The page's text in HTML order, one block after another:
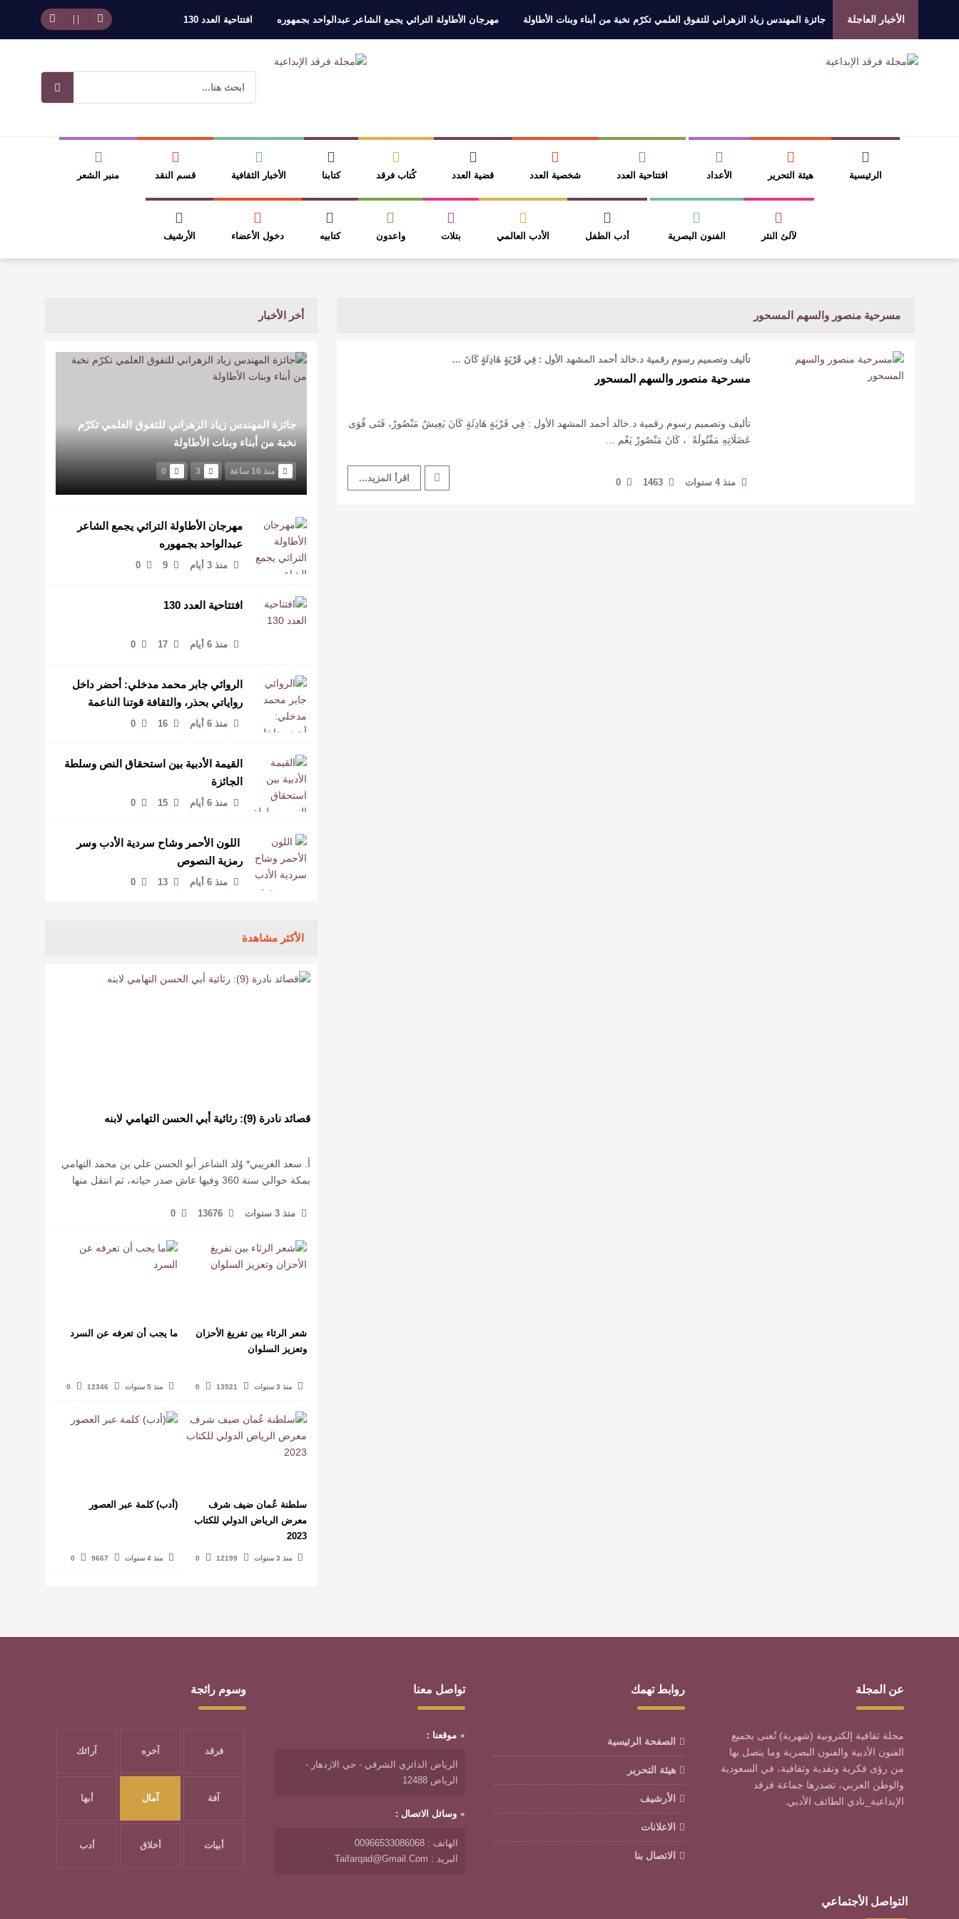
الأخبار العاجلة جائزة المهندس زياد الزهراني للتفوق العلمي تكرّم نخبة من أبناء وبنات الأطاولة مهرجان الأطاولة التراثي يجمع الشاعر عبدالواحد بجمهوره افتتاحية العدد 130
القيمة الأدبية بين استحقاق النص وسلطة الجائزة
عتبات التأويل وقراءة التشكيل الصوفي والفلسفي في “مملكة الله” للدكتور محمد بدوي
الرئيسية هيئة التحرير الأعداد افتتاحية العدد شخصية العدد قضية العدد كُتاب فرقد كتابنا الأخبار الثقافية قسم النقد منبر الشعر
لآلئ النثر الفنون البصرية أدب الطفل الأدب العالمي بتلات واعدون كتابيه دخول الأعضاء الأرشيف
أخر الأخبار
جائزة المهندس زياد الزهراني للتفوق العلمي تكرّم
نخبة من أبناء وبنات الأطاولة
منذ 16 ساعة 3
0
مهرجان الأطاولة التراثي يجمع الشاعر
عبدالواحد بجمهوره
منذ 3 أيام 9
0
افتتاحية العدد 130
منذ 6 أيام 17
0
الروائي جابر محمد مدخلي: أحضر داخل
رواياتي بحذر، والثقافة قوتنا الناعمة
لمخاطبة العالم.
منذ 6 أيام 16
0
القيمة الأدبية بين استحقاق النص وسلطة
الجائزة
منذ 6 أيام 15
0
​ اللون الأحمر وشاح سردية الأدب وسر
رمزية النصوص
منذ 6 أيام 13
0
الأكثر مشاهدة
قصائد نادرة (9): رثائية أبي الحسن التهامي لابنه
أ. سعد الغريبي* وُلد الشاعر أبو الحسن علي بن محمد التهامي
بمكة حوالي سنة 360 وفيها عاش صدر حياته، ثم انتقل منها
منذ 3 سنوات 13676
0
شعر الرثاء بين تفريغ الأحزان
وتعزيز السلوان
منذ 3 سنوات 13521
0
ما يجب أن تعرفه عن السرد
منذ 5 سنوات 12346
0
سلطنة عُمان ضيف شرف
معرض الرياض الدولي للكتاب
2023
منذ 3 سنوات 12199
0
(أدب) كلمة عبر العصور
منذ 4 سنوات 9667
0
مسرحية منصور والسهم المسحور
تأليف وتصميم رسوم رقمية د.خالد أحمد المشهد الأول : فِي قَرْيَةٍ هَادِئَةٍ كَانَ …
مسرحية منصور والسهم المسحور
تأليف وتصميم رسوم رقمية د.خالد أحمد المشهد الأول : فِي قَرْيَةٍ هَادِئَةٍ كَانَ يَعِيشُ مَنْصُورْ، فَتَى قُوَى
عَضَلَاتِهِ مَفْتُولَةً ، كَانَ مَنْصُورْ يَعْم …
منذ 4 سنوات 1463
0 اقرأ المزيد...
عن المجلة
مجلة ثقافية إلكترونية (شهرية) تُعنى بجميع
الفنون الأدبية والفنون البصرية وما يتصل بها
من رؤى فكرية ونقدية وثقافية، في السعودية
والوطن العربي، تصدرها جماعة فرقد
الإبداعية_نادي الطائف الأدبي.
روابط تهمك
الصفحة الرئيسية
هيئة التحرير
الأرشيف
الاعلانات
الاتصال بنا
تواصل معنا
موقعنا :
الرياض الدائري الشرقي - حي الازدهار -
الرياض 12488
وسائل الاتصال :
الهاتف : 00966533086068
البريد : Taifarqad@gmail.com
وسوم رائجة
فرقد آخره آرائك
آفة آمال أبها
أبيات أخلاق أدب
التواصل الأجتماعي